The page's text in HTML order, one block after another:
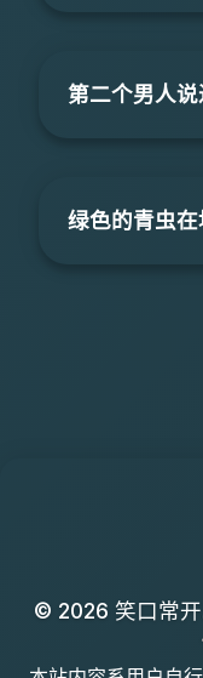
第二个男人
绿色的青虫
© 2026 笑口常